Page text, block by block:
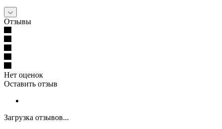
Отзывы
Нет оценок
Оставить отзыв
Загрузка отзывов...